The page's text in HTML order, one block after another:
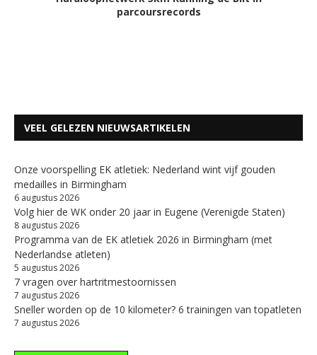
parcoursrecords
VEEL GELEZEN NIEUWSARTIKELEN
Onze voorspelling EK atletiek: Nederland wint vijf gouden
medailles in Birmingham
6 augustus 2026
Volg hier de WK onder 20 jaar in Eugene (Verenigde Staten)
8 augustus 2026
Programma van de EK atletiek 2026 in Birmingham (met
Nederlandse atleten)
5 augustus 2026
7 vragen over hartritmestoornissen
7 augustus 2026
Sneller worden op de 10 kilometer? 6 trainingen van topatleten
7 augustus 2026